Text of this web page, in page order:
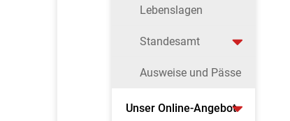
Lebenslagen
Standesamt
Ausweise und Pässe
Unser Online-Angebot